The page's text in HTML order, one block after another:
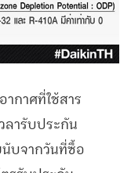
ากาศที่ใช้สาร
ลารับประกัน
บจากวันที่ซื้อ